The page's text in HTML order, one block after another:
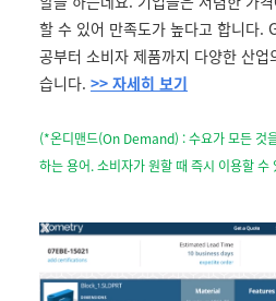
할 수 있어 만족도가 높다고 합니다.
공부터 소비자 제품까지 다양한 산
습니다. >> 자세히 보기
(*온디맨드(On Demand) : 수요가 모든 것
하는 용어. 소비자가 원할 때 즉시 이용할 수